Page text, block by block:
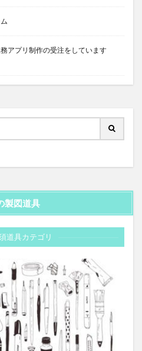
アプリ制作の受注をしています
製図道具
道具カテゴリ